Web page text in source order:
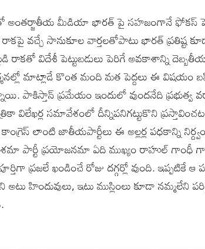
తో అంతర్జాతీయ మీడియా భారత్ పై సహజంగానే
రాకపై వచ్చే సానుకూల వార్తలతోపాటు భారత్ ప్రతిష్ట
రాకతో విదేశీ పెట్టుబడులు పెరిగే అవకాశాన్ని
మాట్లాడే కొంత మంది మత పెద్దలు ఈ
పాకిస్తాన్ ప్రమేయం ఇందులో వుందనేది ప్రభుత్వ
విలేఖర్ల సమావేశంలో దీన్నిపనిగట్టుకొని
లాంటి జాతీయపార్టీలు ఈ అల్లర్ల పధకాన్ని
పార్టీ ప్రయోజనమా ఏది ముఖ్యం రాహుల్ గాంధీ
ప్రజలే ఖండించే రోజు దగ్గర్లో వుంది. ఇప్పటికే
అటు హిందువులు, ఇటు ముస్లింలు కూడా నమ్మలేని